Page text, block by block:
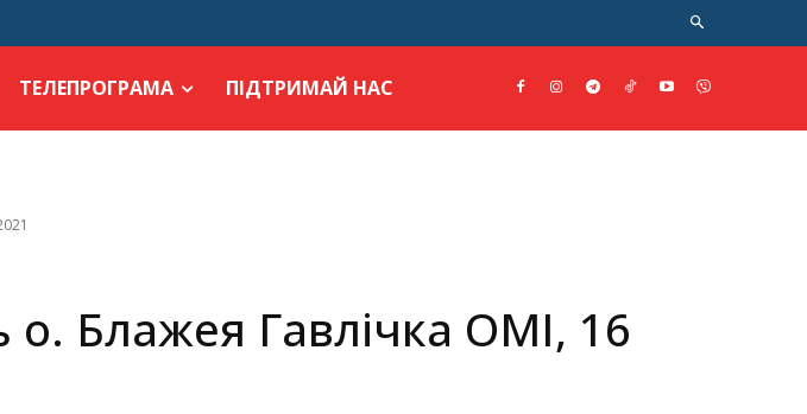
ТЕЛЕПРОГРАМА ПІДТРИМАЙ НАС
о. Блажея Гавлічка ОМІ, 16